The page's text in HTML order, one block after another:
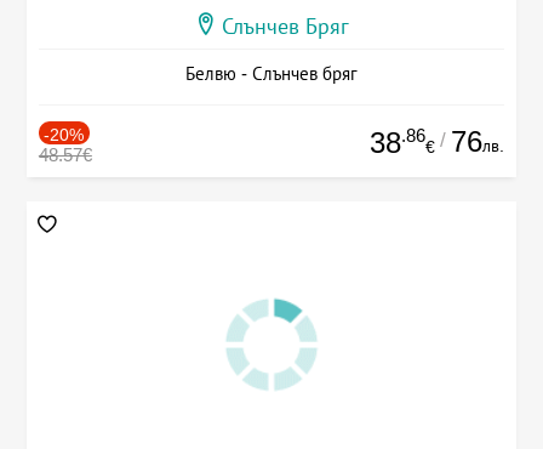
Слънчев Бряг
Белвю - Слънчев бряг
-20%
48.57€ 38.86
€ / 76лв.